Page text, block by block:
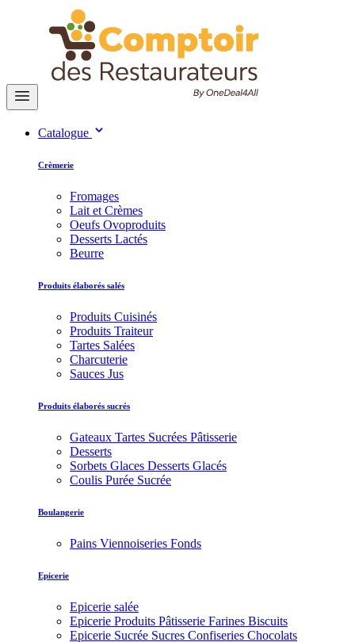
Catalogue
Crèmerie
Fromages
Lait et Crèmes
Oeufs Ovoproduits
Desserts Lactés
Beurre
Produits élaborés salés
Produits Cuisinés
Produits Traiteur
Tartes Salées
Charcuterie
Sauces Jus
Produits élaborés sucrés
Gateaux Tartes Sucrées Pâtisserie
Desserts
Sorbets Glaces Desserts Glacés
Coulis Purée Sucrée
Boulangerie
Pains Viennoiseries Fonds
Epicerie
Epicerie salée
Epicerie Produits Pâtisserie Farines Biscuits
Epicerie Sucrée Sucres Confiseries Chocolats